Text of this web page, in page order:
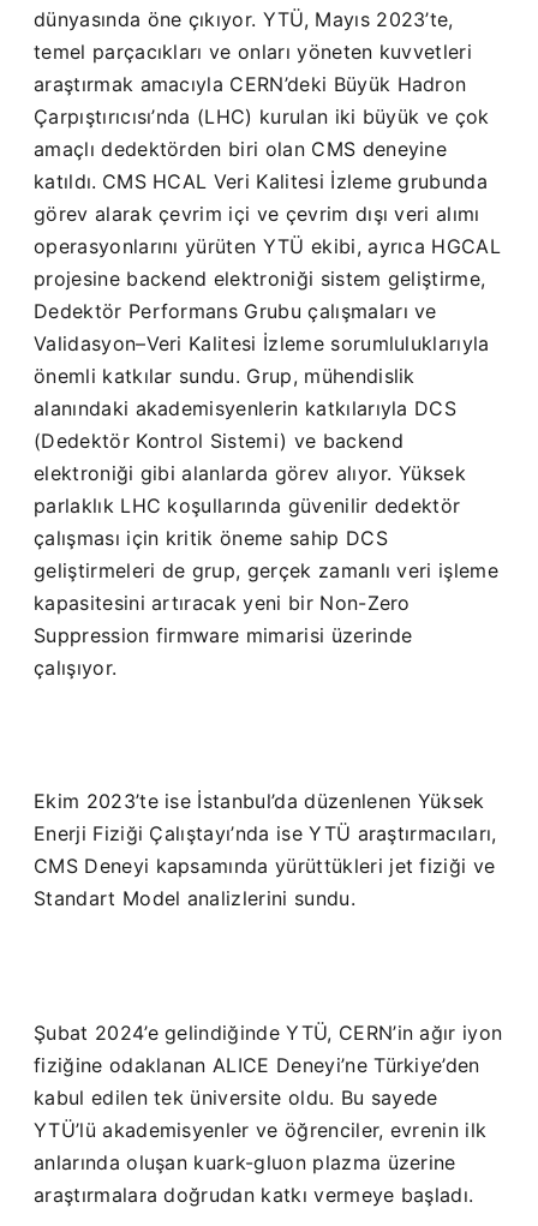
dünyasında öne çıkıyor. YTÜ, Mayıs 2023’te,
temel parçacıkları ve onları yöneten kuvvetleri
araştırmak amacıyla CERN’deki Büyük Hadron
Çarpıştırıcısı’nda (LHC) kurulan iki büyük ve çok
amaçlı dedektörden biri olan CMS deneyine
katıldı. CMS HCAL Veri Kalitesi İzleme grubunda
görev alarak çevrim içi ve çevrim dışı veri alımı
operasyonlarını yürüten YTÜ ekibi, ayrıca HGCAL
projesine backend elektroniği sistem geliştirme,
Dedektör Performans Grubu çalışmaları ve
Validasyon–Veri Kalitesi İzleme sorumluluklarıyla
önemli katkılar sundu. Grup, mühendislik
alanındaki akademisyenlerin katkılarıyla DCS
(Dedektör Kontrol Sistemi) ve backend
elektroniği gibi alanlarda görev alıyor. Yüksek
parlaklık LHC koşullarında güvenilir dedektör
çalışması için kritik öneme sahip DCS
geliştirmeleri de grup, gerçek zamanlı veri işleme
kapasitesini artıracak yeni bir Non-Zero
Suppression firmware mimarisi üzerinde
çalışıyor.
Ekim 2023’te ise İstanbul’da düzenlenen Yüksek
Enerji Fiziği Çalıştayı’nda ise YTÜ araştırmacıları,
CMS Deneyi kapsamında yürüttükleri jet fiziği ve
Standart Model analizlerini sundu.
Şubat 2024’e gelindiğinde YTÜ, CERN’in ağır iyon
fiziğine odaklanan ALICE Deneyi’ne Türkiye’den
kabul edilen tek üniversite oldu. Bu sayede
YTÜ’lü akademisyenler ve öğrenciler, evrenin ilk
anlarında oluşan kuark-gluon plazma üzerine
araştırmalara doğrudan katkı vermeye başladı.